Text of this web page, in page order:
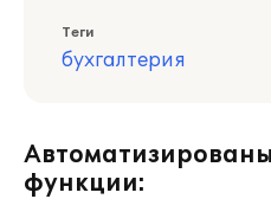
Теги
бухгалтерия
функции: